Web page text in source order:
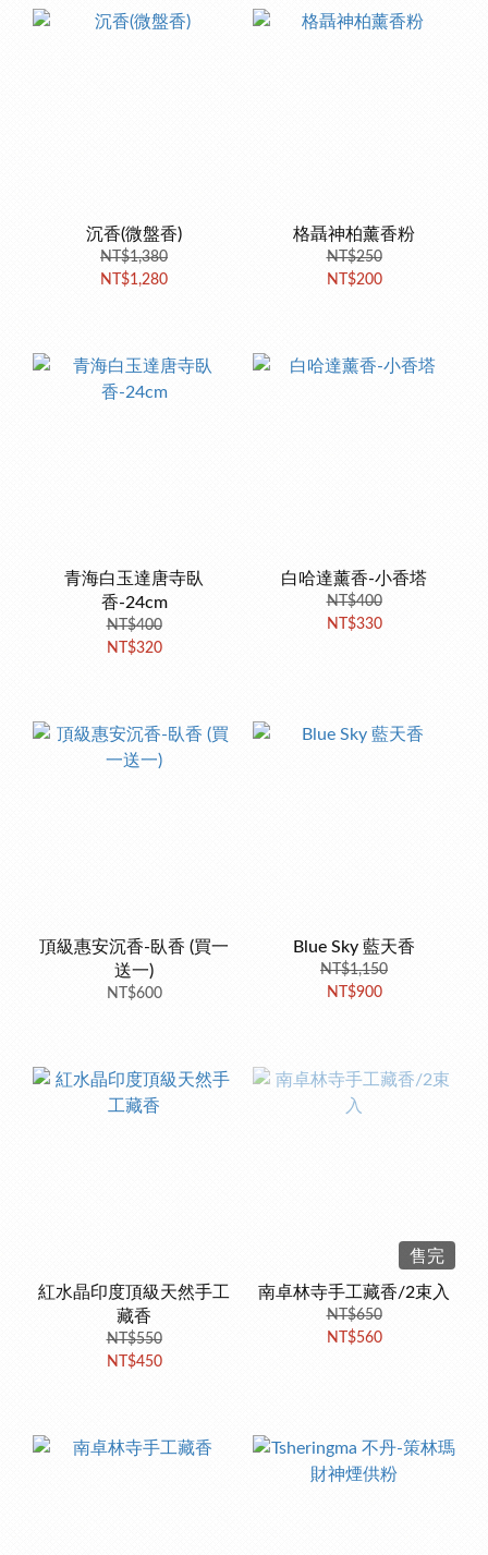
沉香(微盤香)
NT$1,380
NT$1,280
格聶神柏薰香粉
NT$250
NT$200
青海白玉達唐寺臥
香-24cm
NT$400
NT$320
白哈達薰香-小香塔
NT$400
NT$330
頂級惠安沉香-臥香 (買一
送一)
NT$600
Blue Sky 藍天香
NT$1,150
NT$900
紅水晶印度頂級天然手工
藏香
NT$550
NT$450
售完
南卓林寺手工藏香/2束入
NT$650
NT$560